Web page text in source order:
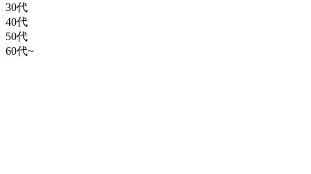
30代
40代
50代
60代~